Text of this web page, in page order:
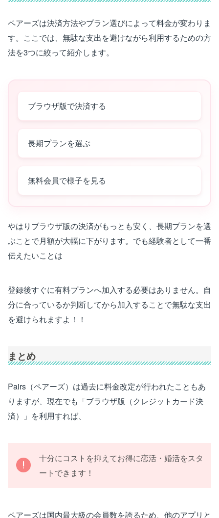
ペアーズは決済方法やプラン選びによって料金が変わりま
す。ここでは、無駄な支出を避けながら利用するための方
法を3つに絞って紹介します。
ブラウザ版で決済する
長期プランを選ぶ
無料会員で様子を見る
やはりブラウザ版の決済がもっとも安く、長期プランを選
ぶことで月額が大幅に下がります。でも経験者として一番
伝えたいことは
登録後すぐに有料プランへ加入する必要はありません。自
分に合っているか判断してから加入することで無駄な支出
を避けられますよ！！
まとめ
Pairs（ペアーズ）は過去に料金改定が行われたこともあ
りますが、現在でも「ブラウザ版（クレジットカード決
済）」を利用すれば、
十分にコストを抑えてお得に恋活・婚活をスタ
ートできます！
ペアーズは国内最大級の会員数を誇るため、他のアプリと